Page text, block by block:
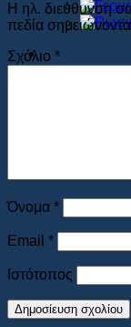
Η ηλ. διεύθυνση
πεδία
Σχόλιο *
Όνομα *
Email *
Ιστότοπος